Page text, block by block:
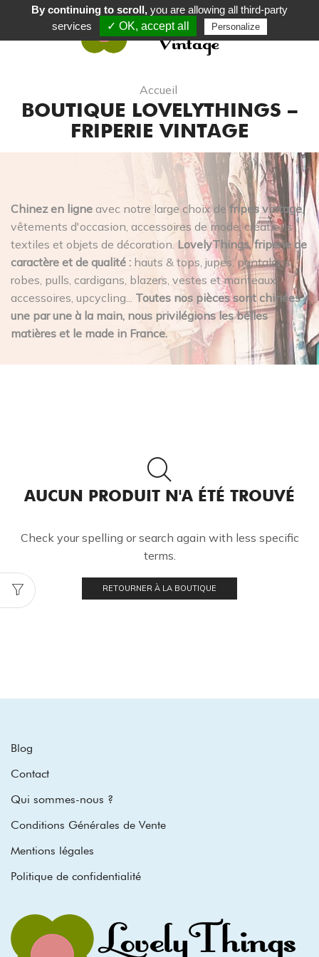
Accueil
BOUTIQUE LOVELYTHINGS –
FRIPERIE VINTAGE
Chinez en ligne avec notre large choix defripes vintage,
vêtements d'occasion, accessoires de mode, créations
textiles et objets de décoration. LovelyThings, friperie de
caractère et de qualité : hauts & tops, jupes, pantalons,
robes, pulls, cardigans, blazers, vestes et manteaux,
accessoires, upcycling... Toutes nos pièces sont chinées
une par une à la main, nous privilégions les belles
matières et le made in France.
AUCUN PRODUIT N'A ÉTÉ TROUVÉ
Check your spelling or search again with less specific
terms.
RETOURNER À LA BOUTIQUE
Blog
Contact
Qui sommes-nous ?
Conditions Générales de Vente
Mentions légales
Politique de confidentialité
By continuing to scroll,you are allowing all third-party
services
✓ OK, accept all Personalize